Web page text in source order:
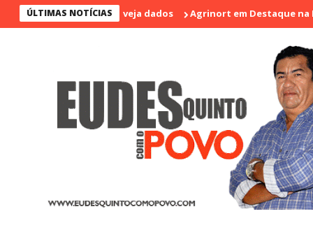
ÚLTIMAS NOTÍCIAS
17 anos; veja dados Agrinort em Destaque na I Feira